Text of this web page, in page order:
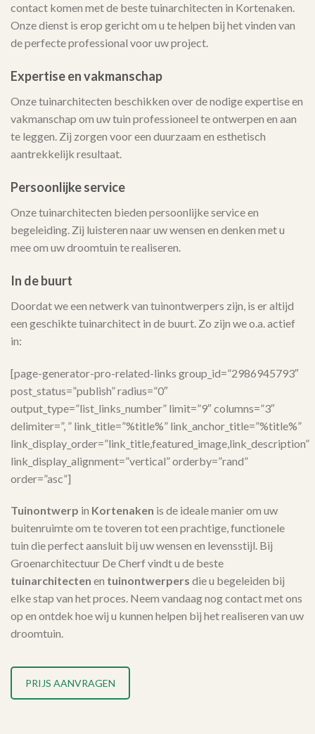
contact komen met de beste tuinarchitecten in Kortenaken.
Onze dienst is erop gericht om u te helpen bij het vinden van
de perfecte professional voor uw project.
Expertise en vakmanschap
Onze tuinarchitecten beschikken over de nodige expertise en
vakmanschap om uw tuin professioneel te ontwerpen en aan
te leggen. Zij zorgen voor een duurzaam en esthetisch
aantrekkelijk resultaat.
Persoonlijke service
Onze tuinarchitecten bieden persoonlijke service en
begeleiding. Zij luisteren naar uw wensen en denken met u
mee om uw droomtuin te realiseren.
In de buurt
Doordat we een netwerk van tuinontwerpers zijn, is er altijd
een geschikte tuinarchitect in de buurt. Zo zijn we o.a. actief
in:
[page-generator-pro-related-links group_id=”2986945793″
post_status=”publish” radius=”0″
output_type=”list_links_number” limit=”9″ columns=”3″
delimiter=”, ” link_title=”%title%” link_anchor_title=”%title%”
link_display_order=”link_title,featured_image,link_description”
link_display_alignment=”vertical” orderby=”rand”
order=”asc”]
Tuinontwerp in Kortenaken is de ideale manier om uw
buitenruimte om te toveren tot een prachtige, functionele
tuin die perfect aansluit bij uw wensen en levensstijl. Bij
Groenarchitectuur De Cherf vindt u de beste
tuinarchitecten en tuinontwerpers die u begeleiden bij
elke stap van het proces. Neem vandaag nog contact met ons
op en ontdek hoe wij u kunnen helpen bij het realiseren van uw
droomtuin.
PRIJS AANVRAGEN